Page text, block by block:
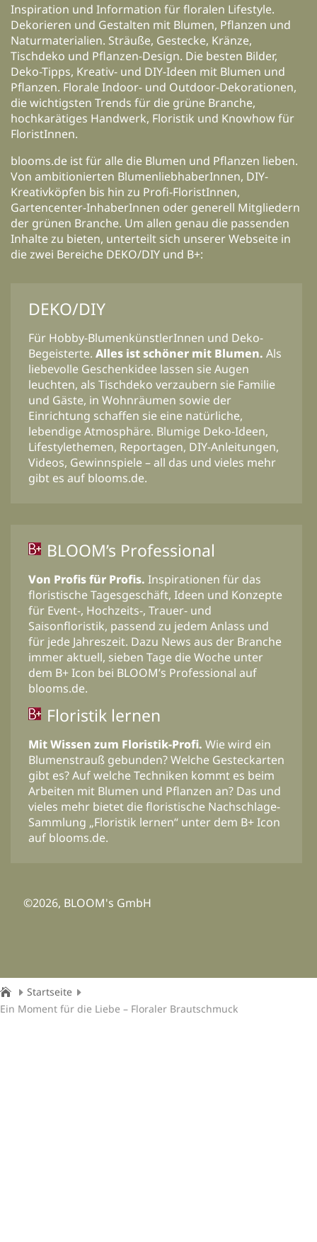
Inspiration und Information für floralen Lifestyle.
Dekorieren und Gestalten mit Blumen, Pflanzen und
Naturmaterialien. Sträuße, Gestecke, Kränze,
Tischdeko und Pflanzen-Design. Die besten Bilder,
Deko-Tipps, Kreativ- und DIY-Ideen mit Blumen und
Pflanzen. Florale Indoor- und Outdoor-Dekorationen,
die wichtigsten Trends für die grüne Branche,
hochkarätiges Handwerk, Floristik und Knowhow für
FloristInnen.
blooms.de ist für alle die Blumen und Pflanzen lieben.
Von ambitionierten BlumenliebhaberInnen, DIY-
Kreativköpfen bis hin zu Profi-FloristInnen,
Gartencenter-InhaberInnen oder generell Mitgliedern
der grünen Branche. Um allen genau die passenden
Inhalte zu bieten, unterteilt sich unserer Webseite in
die zwei Bereiche DEKO/DIY und B+:
DEKO/DIY
Für Hobby-BlumenkünstlerInnen und Deko-
Begeisterte. Alles ist schöner mit Blumen. Als
liebevolle Geschenkidee lassen sie Augen
leuchten, als Tischdeko verzaubern sie Familie
und Gäste, in Wohnräumen sowie der
Einrichtung schaffen sie eine natürliche,
lebendige Atmosphäre. Blumige Deko-Ideen,
Lifestylethemen, Reportagen, DIY-Anleitungen,
Videos, Gewinnspiele – all das und vieles mehr
gibt es auf blooms.de.
BLOOM’s Professional
Von Profis für Profis. Inspirationen für das
floristische Tagesgeschäft, Ideen und Konzepte
für Event-, Hochzeits-, Trauer- und
Saisonfloristik, passend zu jedem Anlass und
für jede Jahreszeit. Dazu News aus der Branche
immer aktuell, sieben Tage die Woche unter
dem B+ Icon bei BLOOM’s Professional auf
blooms.de.
Floristik lernen
Mit Wissen zum Floristik-Profi. Wie wird ein
Blumenstrauß gebunden? Welche Gesteckarten
gibt es? Auf welche Techniken kommt es beim
Arbeiten mit Blumen und Pflanzen an? Das und
vieles mehr bietet die floristische Nachschlage-
Sammlung „Floristik lernen“ unter dem B+ Icon
auf blooms.de.
©2026, BLOOM's GmbH
Startseite
Ein Moment für die Liebe – Floraler Brautschmuck